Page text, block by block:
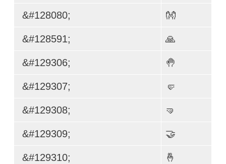
&#128080; 👐
&#128591; 🙏
&#129306; 🤚
&#129307; 🤛
&#129308; 🤜
&#129309; 🤝
&#129310; 🤞